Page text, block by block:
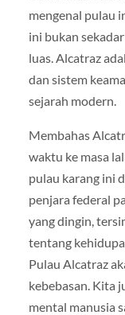
mengenal pulau
ini bukan
luas. Alcatraz
dan sistem
sejarah modern.
Membahas
waktu ke masa
pulau karang ini
penjara federal
yang dingin,
tentang
Pulau Alcatraz
kebebasan. Kita
mental manusia